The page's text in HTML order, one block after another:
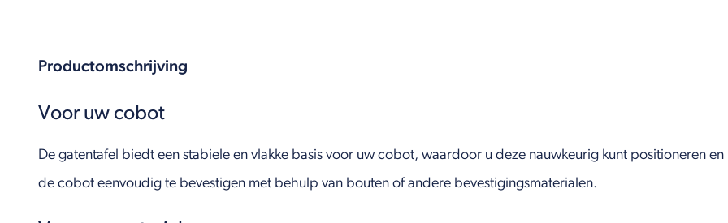
Productomschrijving
Voor uw cobot
De gatentafel biedt een stabiele en vlakke basis voor uw cobot, waardoor u deze nauwkeurig kunt positioneren
de cobot eenvoudig te bevestigen met behulp van bouten of andere bevestigingsmaterialen.